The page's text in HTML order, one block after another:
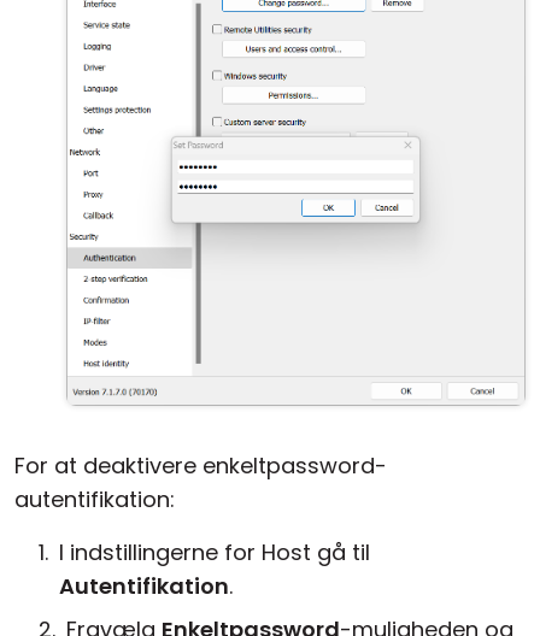
For at deaktivere enkeltpassword-
autentifikation:
I indstillingerne for Host gå til
Autentifikation.
Fravælg Enkeltpassword-muligheden og